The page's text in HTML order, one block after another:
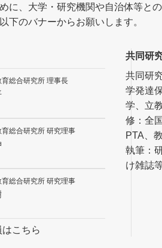
に、大学・研究機関や自治体等と
下のバナーからお願いします。
総合研究所 理事長
総合研究所 研究理事
総合研究所 研究理事
こちら
共同研
共同研
学発達
学、立
修：全
PTA、
執筆：
け雑誌